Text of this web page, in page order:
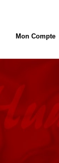
Mon Compte